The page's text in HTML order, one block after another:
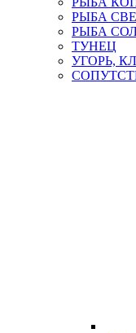
РЫБА
РЫБА
ТУНЕЦ
УГОРЬ,